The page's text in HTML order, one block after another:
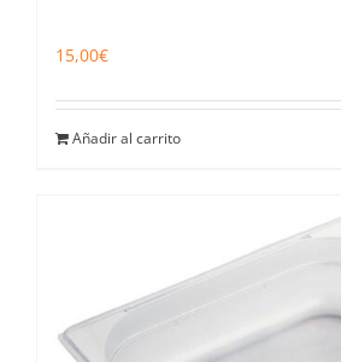
15,00€
Añadir al carrito